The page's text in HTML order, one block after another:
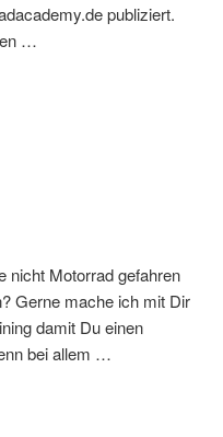
publiziert.
…
nicht Motorrad gefahren
Gerne mache ich mit Dir
damit Du einen
bei allem …